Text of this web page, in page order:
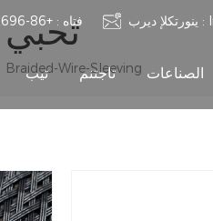
فتاه : +86-13215023696 ينورتكلإ ديرب :
تيب تاجتنم الصناعات
ثحبي
Braided-Wire-Sleeving